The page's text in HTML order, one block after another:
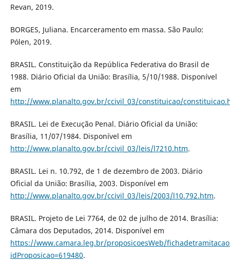
Revan, 2019.
BORGES, Juliana. Encarceramento em massa. São Paulo:
Pólen, 2019.
BRASIL. Constituição da República Federativa do Brasil de
1988. Diário Oficial da União: Brasília, 5/10/1988. Disponível
em
http://www.planalto.gov.br/ccivil_03/constituicao/
BRASIL. Lei de Execução Penal. Diário Oficial da União:
Brasília, 11/07/1984. Disponível em
http://www.planalto.gov.br/ccivil_03/leis/l7210.htm.
BRASIL. Lei n. 10.792, de 1 de dezembro de 2003. Diário
Oficial da União: Brasília, 2003. Disponível em
http://www.planalto.gov.br/ccivil_03/leis/2003/l10.792.htm.
BRASIL. Projeto de Lei 7764, de 02 de julho de 2014. Brasília:
Câmara dos Deputados, 2014. Disponível em
https://www.camara.leg.br/proposicoesWeb/
idProposicao=619480.